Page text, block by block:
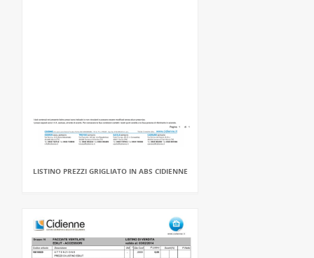
LISTINO PREZZI GRIGLIATO IN ABS CIDIENNE